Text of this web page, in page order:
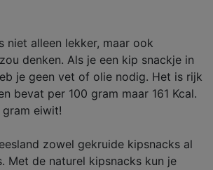
niet alleen lekker, maar ook
denken. Als je een kip snackje in
je geen vet of olie nodig. Het is rijk
bevat per 100 gram maar 161 Kcal.
eiwit!
zowel gekruide kipsnacks al
Met de naturel kipsnacks kun je